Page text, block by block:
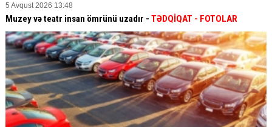
5 Avqust 2026 13:48
Muzey və teatr insan ömrünü uzadır - TƏDQİQAT - FOTOLAR